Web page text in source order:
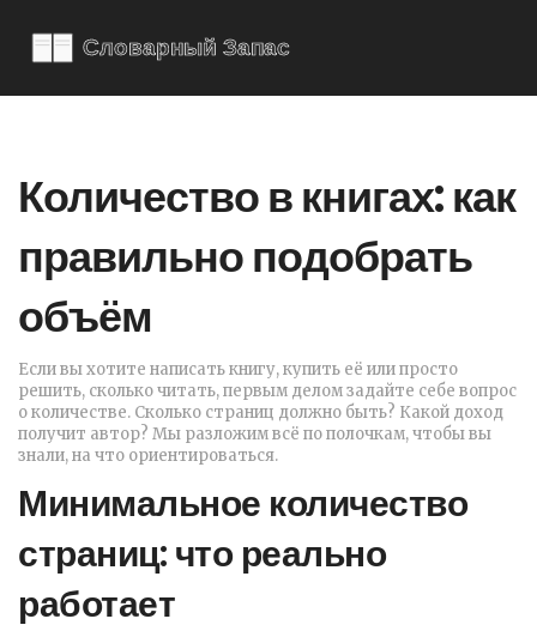
Количество в книгах: как
правильно подобрать
объём
Если вы хотите написать книгу, купить её или просто
решить, сколько читать, первым делом задайте себе вопрос
о количестве. Сколько страниц должно быть? Какой доход
получит автор? Мы разложим всё по полочкам, чтобы вы
знали, на что ориентироваться.
Минимальное количество
страниц: что реально
работает